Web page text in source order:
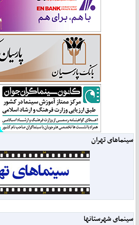
سینماهای تهران
سینمای شهرستانها